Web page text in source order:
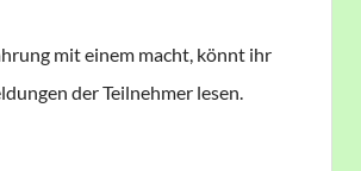
mit einem macht, könnt ihr
der Teilnehmer lesen.